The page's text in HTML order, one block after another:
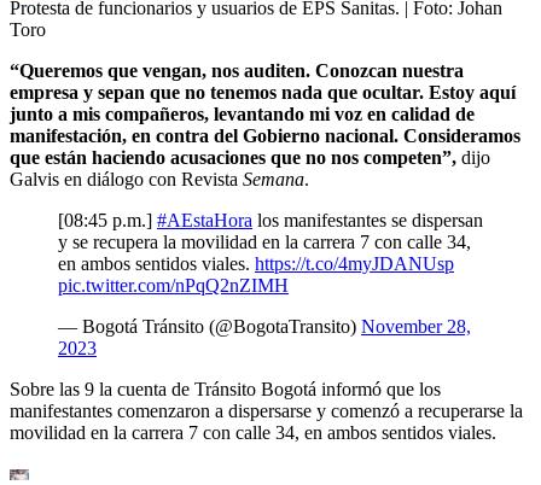
Protesta de funcionarios y usuarios de EPS Sanitas. | Foto: Johan
Toro
“Queremos que vengan, nos auditen. Conozcan nuestra
empresa y sepan que no tenemos nada que ocultar. Estoy aquí
junto a mis compañeros, levantando mi voz en calidad de
manifestación, en contra del Gobierno nacional. Consideramos
que están haciendo acusaciones que no nos competen”, dijo
Galvis en diálogo con Revista Semana.
[08:45 p.m.] #AEstaHora los manifestantes se dispersan
y se recupera la movilidad en la carrera 7 con calle 34,
en ambos sentidos viales. https://t.co/4myJDANUsp
pic.twitter.com/nPqQ2nZIMH
— Bogotá Tránsito (@BogotaTransito) November 28,
2023
Sobre las 9 la cuenta de Tránsito Bogotá informó que los
manifestantes comenzaron a dispersarse y comenzó a recuperarse la
movilidad en la carrera 7 con calle 34, en ambos sentidos viales.